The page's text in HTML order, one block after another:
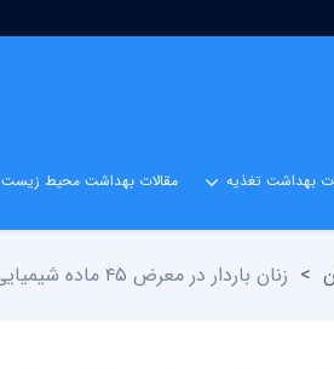
بهداشت تغذیه مقالات بهداشت محیط زیست
> زنان باردار در معرض ۴۵ ماده شیمیایی رایج قرار دارند